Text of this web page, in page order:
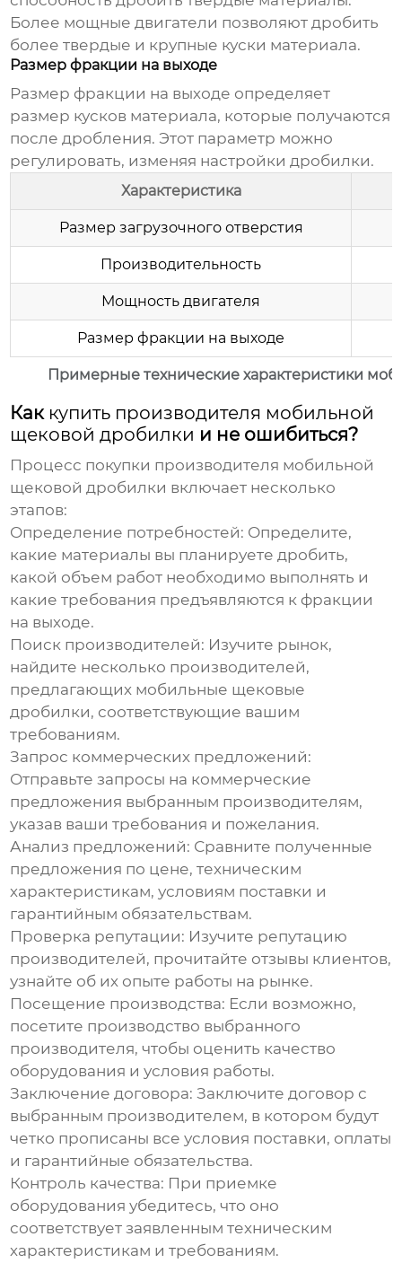
Более мощные двигатели позволяют дробить
более твердые и крупные куски материала.
Размер фракции на выходе
Размер фракции на выходе определяет
размер кусков материала, которые получаются
после дробления. Этот параметр можно
регулировать, изменяя настройки дробилки.
Примерные технические характеристики
Характеристика
Размер загрузочного отверстия
Производительность
Мощность двигателя
Размер фракции на выходе
Как купить производителя мобильной
щековой дробилки и не ошибиться?
Процесс покупки производителя мобильной
щековой дробилки включает несколько
этапов:
Определение потребностей: Определите,
какие материалы вы планируете дробить,
какой объем работ необходимо выполнять и
какие требования предъявляются к фракции
на выходе.
Поиск производителей: Изучите рынок,
найдите несколько производителей,
предлагающих мобильные щековые
дробилки, соответствующие вашим
требованиям.
Запрос коммерческих предложений:
Отправьте запросы на коммерческие
предложения выбранным производителям,
указав ваши требования и пожелания.
Анализ предложений: Сравните полученные
предложения по цене, техническим
характеристикам, условиям поставки и
гарантийным обязательствам.
Проверка репутации: Изучите репутацию
производителей, прочитайте отзывы клиентов,
узнайте об их опыте работы на рынке.
Посещение производства: Если возможно,
посетите производство выбранного
производителя, чтобы оценить качество
оборудования и условия работы.
Заключение договора: Заключите договор с
выбранным производителем, в котором будут
четко прописаны все условия поставки, оплаты
и гарантийные обязательства.
Контроль качества: При приемке
оборудования убедитесь, что оно
соответствует заявленным техническим
характеристикам и требованиям.